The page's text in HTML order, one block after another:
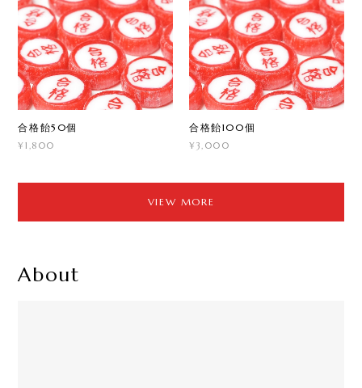
合格飴50個
¥1,800
合格飴100個
¥3,000
VIEW MORE
About